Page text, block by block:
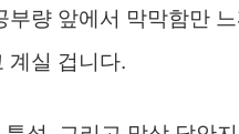
량 앞에서 막막함만
계실 겁니다.